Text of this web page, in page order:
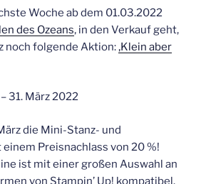
Woche ab dem 01.03.2022
des Ozeans‚ in den Verkauf geht,
noch folgende Aktion:‚Klein aber
31. März 2022
die Mini-Stanz- und
Preisnachlass von 20 %!
ist mit einer großen Auswahl an
von Stampin’ Up! kompatibel.